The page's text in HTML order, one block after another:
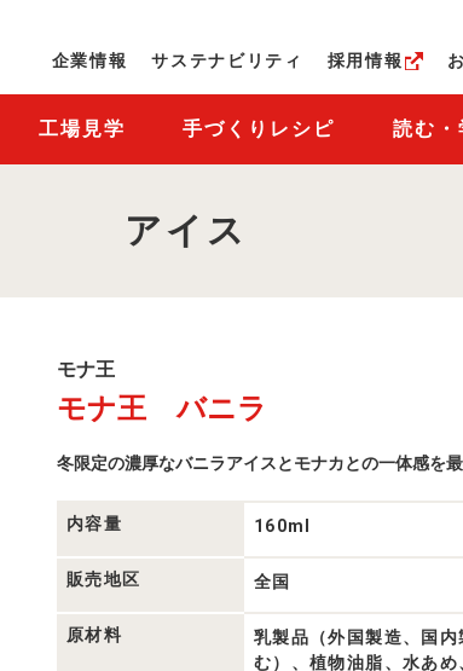
企業情報
サステナビリティ 採用情報
工場見学 手づくりレシピ 読む・
アイス
モ
王
商
一
モナ王
モナ王 バニラ
冬限定の濃厚なバニラアイスとモナカとの一体感を
内容量 160ml
販売地区 全国
原材料
乳製品（外国製造、国
む）、植物油脂、水あめ